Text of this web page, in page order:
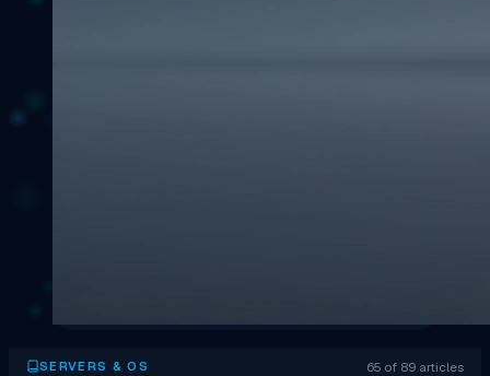
SERVERS & OS 65 of 89 articles